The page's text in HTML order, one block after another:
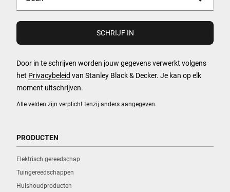
Alle velden zijn verplicht tenzij anders aangegeven.
Door in te schrijven worden jouw gegevens verwerkt volgens
het Privacybeleid van Stanley Black & Decker. Je kan op elk
moment uitschrijven.
PRODUCTEN
Elektrisch gereedschap
Tuingereedschappen
Huishoudproducten